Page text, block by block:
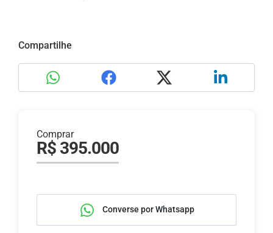
Compartilhe
Comprar
R$ 395.000
Converse por Whatsapp